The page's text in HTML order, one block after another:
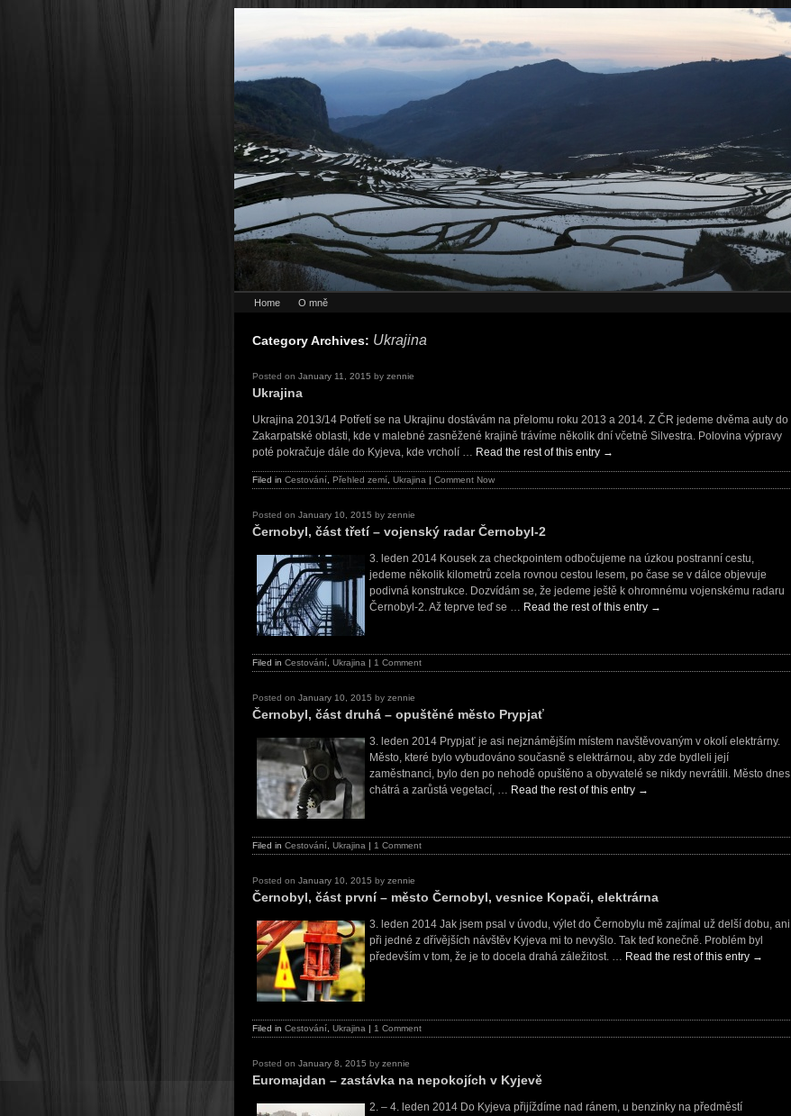
Home O mně
Category Archives: Ukrajina
Posted on January 11, 2015 by zennie
Ukrajina
Ukrajina 2013/14 Potřetí se na Ukrajinu dostávám na přelomu roku 2013 a 2014. Z ČR jedeme dvěma auty do
Zakarpatské oblasti, kde v malebné zasněžené krajině trávíme několik dní včetně Silvestra. Polovina výpravy
poté pokračuje dále do Kyjeva, kde vrcholí … Read the rest of this entry →
Filed in Cestování Přehled zemí Ukrajina | Comment Now
Posted on January 10, 2015 by zennie
Černobyl, část třetí – vojenský radar Černobyl-2
3. leden 2014 Kousek za checkpointem odbočujeme na úzkou postranní cestu,
jedeme několik kilometrů zcela rovnou cestou lesem, po čase se v dálce objevuje
podivná konstrukce. Dozvídám se, že jedeme ještě k ohromnému vojenskému radaru
Černobyl-2. Až teprve teď se … Read the rest of this entry →
Filed in Cestování Ukrajina | 1 Comment
Posted on January 10, 2015 by zennie
Černobyl, část druhá – opuštěné město Prypjať
3. leden 2014 Prypjať je asi nejznámějším místem navštěvovaným v okolí elektrárny.
Město, které bylo vybudováno současně s elektrárnou, aby zde bydleli její
zaměstnanci, bylo den po nehodě opuštěno a obyvatelé se nikdy nevrátili. Město dnes
chátrá a zarůstá vegetací, … Read the rest of this entry →
Filed in Cestování Ukrajina | 1 Comment
Posted on January 10, 2015 by zennie
Černobyl, část první – město Černobyl, vesnice Kopači, elektrárna
3. leden 2014 Jak jsem psal v úvodu, výlet do Černobylu mě zajímal už delší dobu, ani
při jedné z dřívějších návštěv Kyjeva mi to nevyšlo. Tak teď konečně. Problém byl
především v tom, že je to docela drahá záležitost. … Read the rest of this entry →
Filed in Cestování Ukrajina | 1 Comment
Posted on January 8, 2015 by zennie
Euromajdan – zastávka na nepokojích v Kyjevě
2. – 4. leden 2014 Do Kyjeva přijíždíme nad ránem, u benzinky na předměstí